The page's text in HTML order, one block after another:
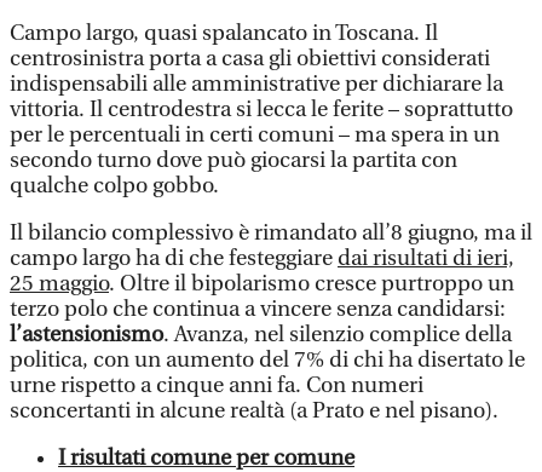
Campo largo, quasi spalancato in Toscana. Il
centrosinistra porta a casa gli obiettivi considerati
indispensabili alle amministrative per dichiarare la
vittoria. Il centrodestra si lecca le ferite – soprattutto
per le percentuali in certi comuni – ma spera in un
secondo turno dove può giocarsi la partita con
qualche colpo gobbo.
Il bilancio complessivo è rimandato all’8 giugno, ma il
campo largo ha di che festeggiare dai risultati di ieri,
25 maggio. Oltre il bipolarismo cresce purtroppo un
terzo polo che continua a vincere senza candidarsi:
l’astensionismo. Avanza, nel silenzio complice della
politica, con un aumento del 7% di chi ha disertato le
urne rispetto a cinque anni fa. Con numeri
sconcertanti in alcune realtà (a Prato e nel pisano).
I risultati comune per comune